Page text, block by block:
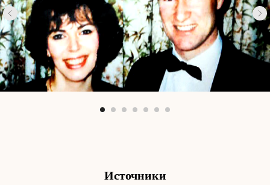
Источники